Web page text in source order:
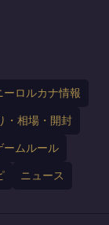
ーロルカナ情報
・相場・開封
ームルール
ニュース